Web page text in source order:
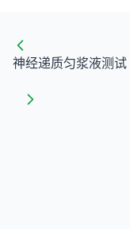
神经递质匀浆液测试